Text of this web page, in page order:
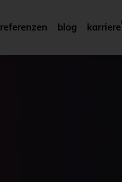
referenzen blog karriere